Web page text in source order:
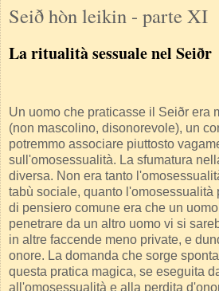
Seið hòn leikin - parte XI
La ritualità sessuale nel Seiðr
Un uomo che praticasse il Seiðr era
(non mascolino, disonorevole), un
potremmo associare piuttosto
sull'omosessualità. La sfumatura
diversa. Non era tanto
tabù sociale, quanto
di pensiero comune era che un
penetrare da un altro uomo vi si
in altre faccende meno private, e
onore. La domanda che sorge
questa pratica magica, se eseguita
all'omosessualità e alla perdita